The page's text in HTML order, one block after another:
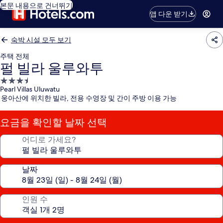
본문 내용으로 건너뛰기
앱 다운 받기
숙박 시설 모두 보기
주택 전체
펄 빌라 울루와투
3.5
성
급
숙
박
시
Pearl Villas Uluwatu
웅아산에 위치한 빌라, 전용 수영장 및 간이 주방 이용 가능
요금을 확인할 날짜 선택
어디로 가세요?
날짜
인원 수